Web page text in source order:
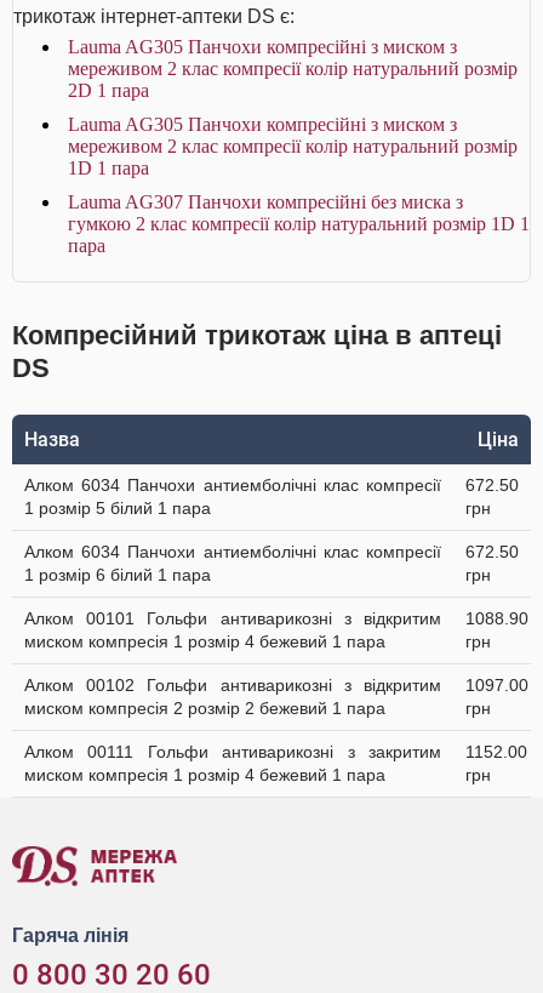
трикотаж інтернет-аптеки DS є:
Lauma AG305 Панчохи компресійні з миском з
мереживом 2 клас компресії колір натуральний розмір
2D 1 пара
Lauma AG305 Панчохи компресійні з миском з
мереживом 2 клас компресії колір натуральний розмір
1D 1 пара
Lauma AG307 Панчохи компресійні без миска з
гумкою 2 клас компресії колір натуральний розмір 1D 1
пара
Компресійний трикотаж ціна в аптеці
DS
Назва Ціна
Алком 6034 Панчохи антиемболічні клас компресії
1 розмір 5 білий 1 пара
672.50
грн
Алком 6034 Панчохи антиемболічні клас компресії
1 розмір 6 білий 1 пара
672.50
грн
Алком 00101 Гольфи антиварикозні з відкритим
миском компресія 1 розмір 4 бежевий 1 пара
1088.90
грн
Алком 00102 Гольфи антиварикозні з відкритим
миском компресія 2 розмір 2 бежевий 1 пара
1097.00
грн
Алком 00111 Гольфи антиварикозні з закритим
миском компресія 1 розмір 4 бежевий 1 пара
1152.00
грн
Гаряча лінія
0 800 30 20 60